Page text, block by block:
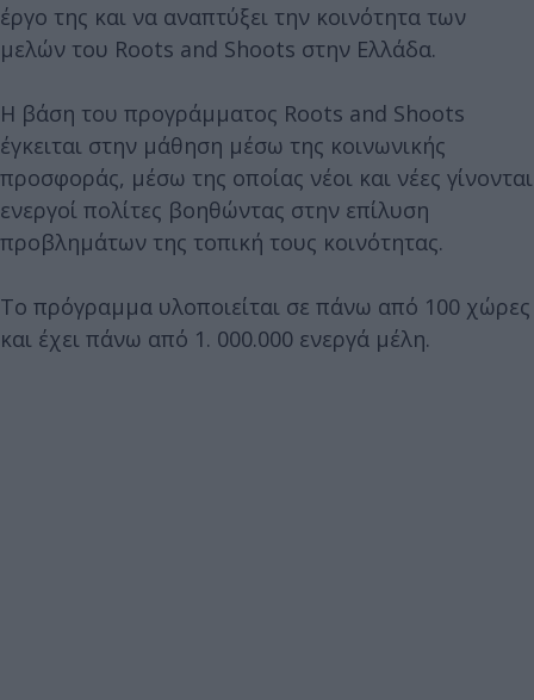
έργο της και να αναπτύξει την κοινότητα των
μελών του Roots and Shoots στην Ελλάδα.
Η βάση του προγράμματος Roots and Shoots
έγκειται στην μάθηση μέσω της κοινωνικής
προσφοράς, μέσω της οποίας νέοι και νέες γίνονται
ενεργοί πολίτες βοηθώντας στην επίλυση
προβλημάτων της τοπική τους κοινότητας.
Το πρόγραμμα υλοποιείται σε πάνω από 100 χώρες
και έχει πάνω από 1. 000.000 ενεργά μέλη.